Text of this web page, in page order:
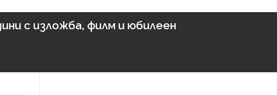
с изложба, филм и юбилеен